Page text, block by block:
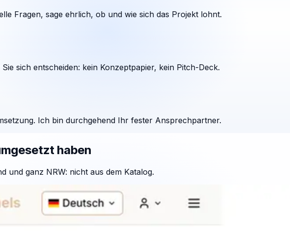
Fragen, sage ehrlich, ob und wie sich das Projekt lohnt.
sich entscheiden: kein Konzeptpapier, kein Pitch-Deck.
Ich bin durchgehend Ihr fester Ansprechpartner.
haben
und ganz NRW: nicht aus dem Katalog.